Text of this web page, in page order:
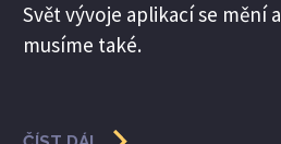
Svět vývoje aplikací se mění
musíme také.